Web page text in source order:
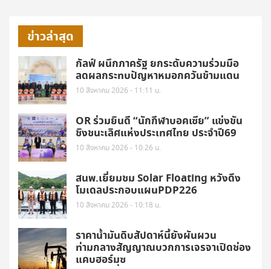
ข่าวล่าสุด
กัลฟ์ ผนึกภาครัฐ ยกระดับความร่วมมือ
ลดผลกระทบปัญหาหมอกควันข้ามแดน
10 สิงหาคม 2026 - 11:11 น.
OR ร่วมยินดี “นักกีฬาบอคเซีย” แข่งขัน
ชิงชนะเลิศแห่งประเทศไทย ประจำปี69
10 สิงหาคม 2026 - 10:26 น.
สนพ.เยี่ยมชม Solar Floating หวังดึง
โมเดลประกอบแผนPDP226
10 สิงหาคม 2026 - 10:18 น.
ราคาน้ำมันดิบสัปดาห์นี้ยังผันผวน
ท่ามกลางสัญญาณบวกการเจรจาเปิดช่อง
แคบฮอร์มุซ